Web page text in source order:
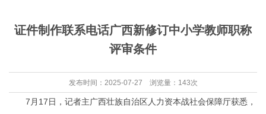
证件制作联系电话广西新修订中小学教师职称
评审条件
发布时间：2025-07-27 浏览量：143次
7月17日，记者主广西壮族自治区人力资本战社会保障厅获悉，